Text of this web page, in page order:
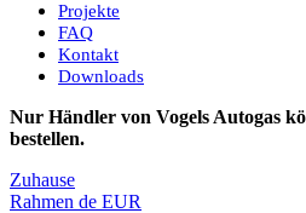
Projekte
FAQ
Kontakt
Downloads
Nur Händler von Vogels Autogas
bestellen.
Zuhause
Rahmen de EUR